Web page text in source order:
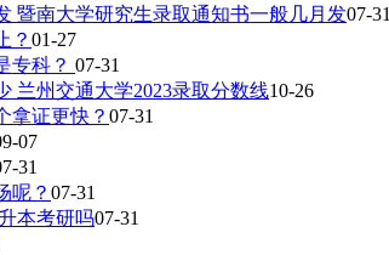
暨南大学研究生录取通知书一般几月发07-31
？ 01-27
专科？ 07-31
兰州交通大学2023录取分数线10-26
拿证更快？ 07-31
07
31
呢？ 07-31
本考研吗07-31